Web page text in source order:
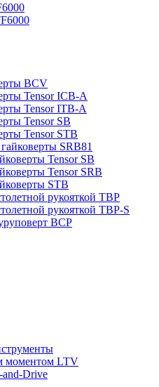
BCV
Tensor ICB-A
Tensor ITB-A
Tensor SB
Tensor STB
SRB81
Tensor SB
Tensor SRB
STB
рукояткой TBP
рукояткой TBP-S
BCP
моментом LTV
Drive